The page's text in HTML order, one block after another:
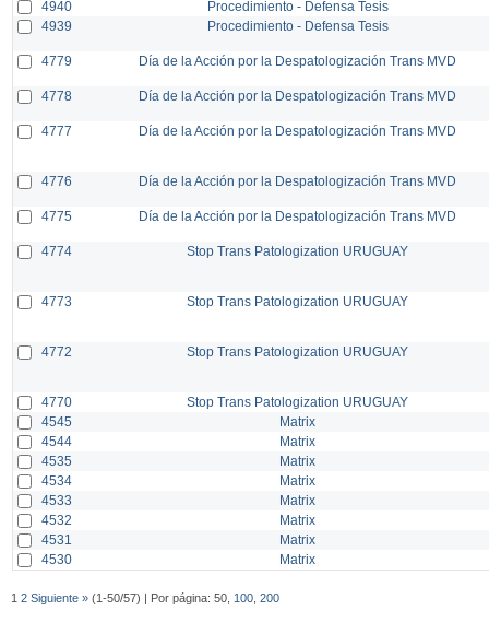
4940
Procedimiento - Defensa Tesis
4939
Procedimiento - Defensa Tesis
4779 Día de la Acción por la Despatologización Trans MVD
4778 Día de la Acción por la Despatologización Trans MVD
4777 Día de la Acción por la Despatologización Trans MVD
4776 Día de la Acción por la Despatologización Trans MVD
4775 Día de la Acción por la Despatologización Trans MVD
4774 Stop Trans Patologization URUGUAY
4773 Stop Trans Patologization URUGUAY
4772 Stop Trans Patologization URUGUAY
4770
Stop Trans Patologization URUGUAY
4545
Matrix
4544
Matrix
4535
Matrix
4534
Matrix
4533
Matrix
4532
Matrix
4531
Matrix
4530
Matrix
1 2 Siguiente » (1-50/57) | Por página: 50, 100 200